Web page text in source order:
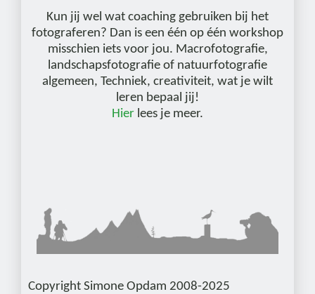
Kun jij wel wat coaching gebruiken bij het
fotograferen? Dan is een één op één workshop
misschien iets voor jou. Macrofotografie,
landschapsfotografie of natuurfotografie
algemeen, Techniek, creativiteit, wat je wilt
leren bepaal jij!
Hier lees je meer.
Copyright Simone Opdam 2008-2025